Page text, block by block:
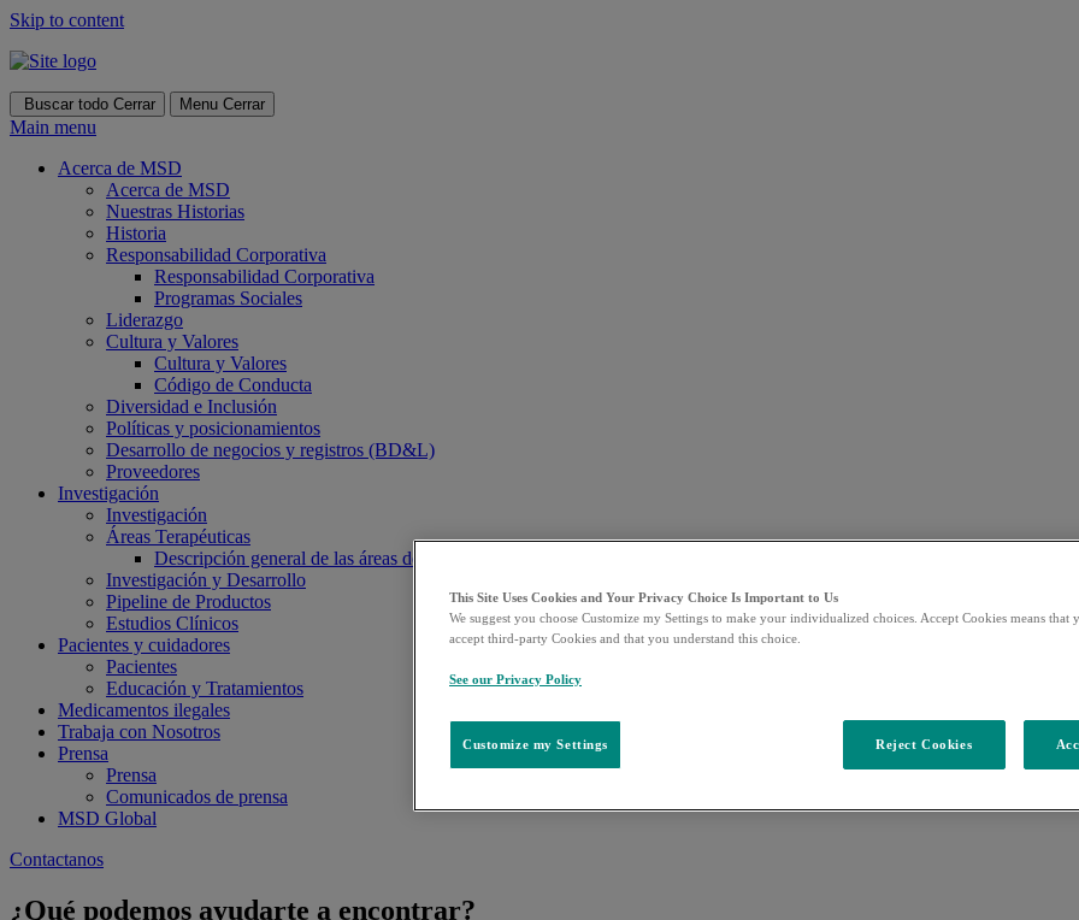
Skip to content
Buscar todo Cerrar Menu Cerrar
Main menu
Acerca de MSD
Acerca de MSD
Nuestras Historias
Historia
Responsabilidad Corporativa
Responsabilidad Corporativa
Programas Sociales
Liderazgo
Cultura y Valores
Cultura y Valores
Código de Conducta
Diversidad e Inclusión
Políticas y posicionamientos
Desarrollo de negocios y registros (BD&L)
Proveedores
Investigación
Investigación
Áreas Terapéuticas
Descripción general de las áreas de interés
Investigación y Desarrollo
Pipeline de Productos
Estudios Clínicos
Pacientes y cuidadores
Pacientes
Educación y Tratamientos
Medicamentos ilegales
Trabaja con Nosotros
Prensa
Prensa
Comunicados de prensa
MSD Global
Contactanos
¿Qué podemos ayudarte a encontrar?
This Site Uses Cookies and Your Privacy Choice Is Important to Us
We suggest you choose Customize my Settings to make your individualized choices. Accept Cookies means that
accept third-party Cookies and that you understand this choice.
See our Privacy Policy
Customize my Settings Reject Cookies